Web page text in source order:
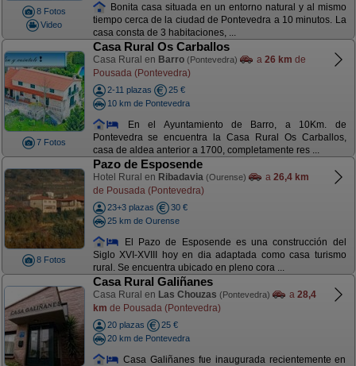
8 Fotos
Video
Bonita casa situada en un entorno natural y al mismo
tiempo cerca de la ciudad de Pontevedra a 10 minutos. La
casa consta de 3 habitaciones, ...
7 Fotos
Casa Rural Os Carballos
Casa Rural en Barro (Pontevedra) a 26 km de
Pousada (Pontevedra)
2-11 plazas
25 €
10 km de Pontevedra
En el Ayuntamiento de Barro, a 10Km. de
Pontevedra se encuentra la Casa Rural Os Carballos,
casa de aldea anterior a 1700, completamente res ...
8 Fotos
Pazo de Esposende
Hotel Rural en Ribadavia (Ourense) a 26,4 km
de Pousada (Pontevedra)
23+3 plazas
30 €
25 km de Ourense
El Pazo de Esposende es una construcción del
Siglo XVI-XVIII hoy en dia adaptada como casa turismo
rural. Se encuentra ubicado en pleno cora ...
Casa Rural Galiñanes
Casa Rural en Las Chouzas (Pontevedra) a 28,4
km de Pousada (Pontevedra)
20 plazas
25 €
20 km de Pontevedra
Casa Galiñanes fue inaugurada recientemente en